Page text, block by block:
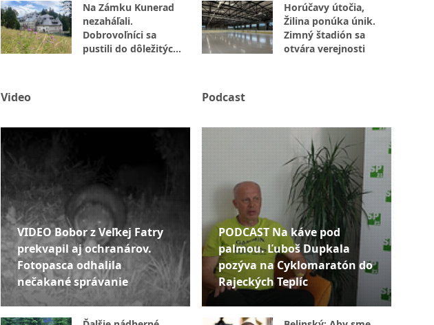
Na Zámku Kunerad
nezaháľali.
Dobrovoľníci sa
pustili do dôležitých
Horúčavy útočia,
Žilina ponúka únik.
Zimný štadión sa
otvára verejnosti
Video
VIDEO Bobor z Veľkej Fatry
prekvapil aj ochranárov.
Fotopasca odhalila
nečakané správanie
Podcast
PODCAST Na káve pod
palmou. Ľuboš Dupkala
pozýva na Cyklomaratón do
Rajeckých Teplíc